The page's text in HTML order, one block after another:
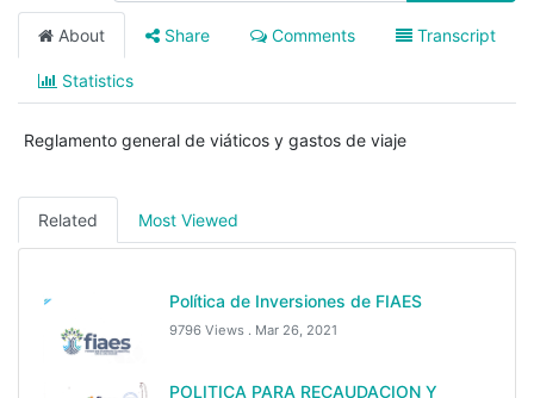
About Share Comments Transcript
Statistics
Reglamento general de viáticos y gastos de viaje
Related Most Viewed
Política de Inversiones de FIAES
9796 Views . Mar 26, 2021
POLITICA PARA RECAUDACION Y